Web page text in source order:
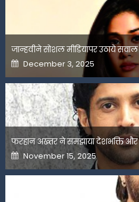
जान्हवीने सोशल मीडियापर उठाये सवाल
Posted
on
December 3, 2025
फरहान अख्तर ने समझाया देशभक्ति
Posted
on
November 15, 2025